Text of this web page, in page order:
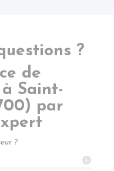
?
de
Saint-
par
?